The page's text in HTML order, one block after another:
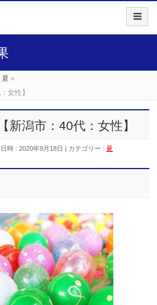
夏 »
女性】
新潟市：40代：女性】
時 : 2020年9月18日 カテゴリー :夏